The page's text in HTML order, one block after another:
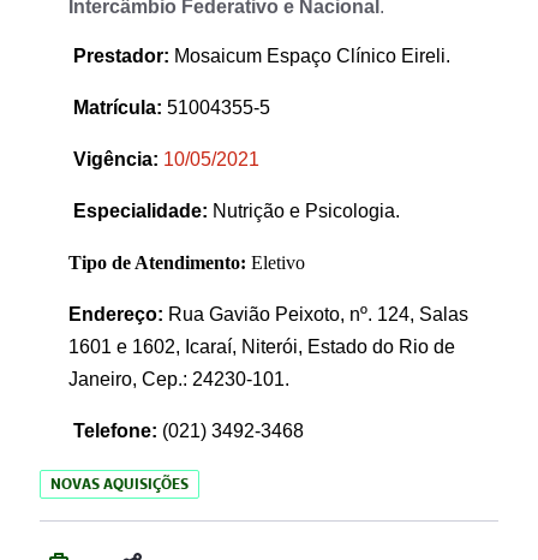
Intercâmbio Federativo e Nacional .
Prestador: Mosaicum Espaço Clínico Eireli.
Matrícula: 51004355-5
Vigência: 10/05/2021
Especialidade: Nutrição e Psicologia.
Tipo de Atendimento: Eletivo
Endereço: Rua Gavião Peixoto, nº. 124, Salas
1601 e 1602, Icaraí, Niterói, Estado do Rio de
Janeiro, Cep.: 24230-101.
Telefone: (021) 3492-3468
NOVAS AQUISIÇÕES